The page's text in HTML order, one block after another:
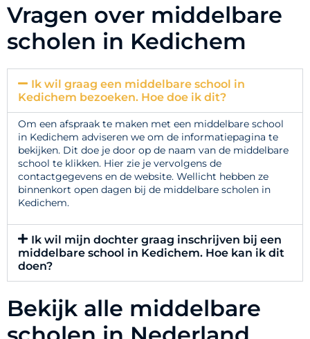
Vragen over middelbare
scholen in Kedichem
Ik wil graag een middelbare school in
Kedichem bezoeken. Hoe doe ik dit?
Om een afspraak te maken met een middelbare school
in Kedichem adviseren we om de informatiepagina te
bekijken. Dit doe je door op de naam van de middelbare
school te klikken. Hier zie je vervolgens de
contactgegevens en de website. Wellicht hebben ze
binnenkort open dagen bij de middelbare scholen in
Kedichem.
Ik wil mijn dochter graag inschrijven bij een
middelbare school in Kedichem. Hoe kan ik dit
doen?
Bekijk alle middelbare